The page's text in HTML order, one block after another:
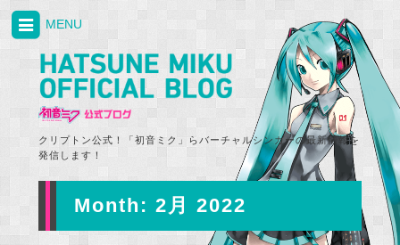
クリプトン公式！「初音ミク」らバーチャルシンガーの最新情報を
発信します！
MENU
Month: 2月 2022